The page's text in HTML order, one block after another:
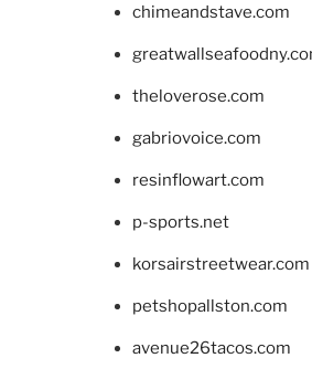
chimeandstave.com
theloverose.com
gabriovoice.com
resinflowart.com
p-sports.net
korsairstreetwear.com
petshopallston.com
avenue26tacos.com